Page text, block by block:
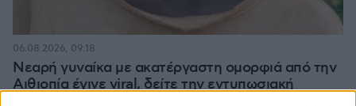
Νεαρή γυναίκα με ακατέργαστη ομορφιά από την
Αιθιοπία έγινε viral, δείτε την εντυπωσιακή
06.08.2026, 09:18